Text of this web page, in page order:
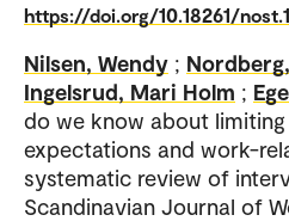
https://doi.org/10.18261/
Nilsen, Wendy ;
Ingelsrud, Mari Holm ;
do we know about
expectations and work-
systematic review of
Scandinavian Journal of